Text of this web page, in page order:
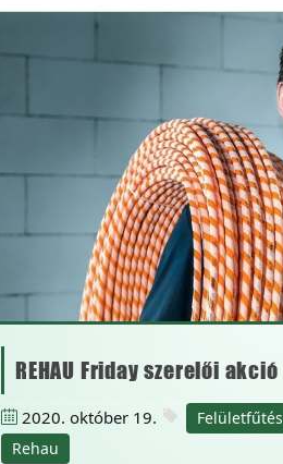
REHAU Friday szerelői akció
2020. október 19. Felületfűtés
Rehau